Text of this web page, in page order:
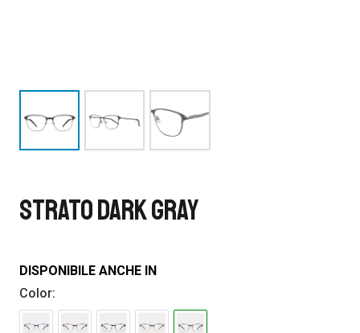
STRATO DARK GRAY
DISPONIBILE ANCHE IN
Color: